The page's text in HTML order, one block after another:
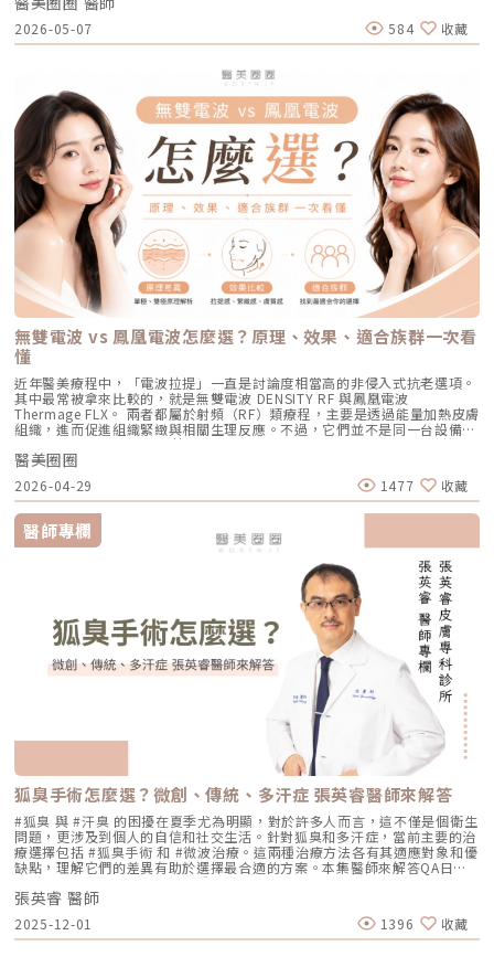
在發炎，但其他區域的皮脂腺可能也處於過度活躍的狀態。全臉均勻施打可
以達到整體控油、預防其他部位未來爆發的效果。當然，醫師在施打時，會
針對正在發炎的嚴重區域特別加強能量。Q4：三次療程結束後，一輩子都
幅萎縮皮脂腺，把出油量降到極低，讓長痘痘的機率降到最低。但人體是有
自我修復機制的，經過數年後，部分皮脂腺可能會慢慢恢復部分功能。此
外，極端的壓力、嚴重的賀爾蒙失調依然可能引發零星的痘痘。但整體來
說，膚況絕對會比治療前穩定非常多。許多人會選擇在 1 到 2 年後，將
AviClear 作為年度的「控油進廠保養」來施打一次。Q5：打完 AviClear 後
有修復期嗎？該怎麼保養？A：由於屬於「非侵入性」的安全療程，術後皮
膚最多只會有輕微的泛紅，通常在幾個小時到一天內就會自然消退，完全不
影響日常上班上課。術後的保養也非常簡單：只要做好「基礎保濕」與「確
實防曬」，並在術後一週內暫停使用美白、酸類或去角質等刺激性產品即
可。對於忙碌的現代人來說，是非常友善的午休醫美選擇。拿回肌膚的主導
權，抗痘不再是一場苦戰青春痘從來就不只是一個表面的皮膚問題，它更深
刻地牽動著個人的自信心與社交生活。過去，嚴重痘痘肌患者往往陷入兩
難：任憑痘痘反覆肆虐，或是無奈忍受口服藥物的強烈副作用。隨著 2026
年新一代抗痘武器AviClear 戰痘雷射（1726nm）問世，無疑為醫學美容界
與深受痘痘困擾的患者，提供了一個全新、安全且具備極長效性的無藥物解
答。它成功將抗痘戰場，從伴隨負擔的全身性藥物代謝，精準轉移至局部的
皮脂腺控制，從源頭阻斷致痘環境。如果你也厭倦了反覆擦藥、吃藥的無盡
輪迴，渴望重新擁有一張清爽、穩定、不易泛油光的健康臉龐，建議尋求專
業醫師進行完整的膚況評估。透過精準的雷射療程規劃，為自己預約一個遠
離痘疤與油光的全新未來！
硬化的纖維化疤痕組織，進行深層的肌膚重建。適合誰：嚴重的冰鑿型痘
疤、嚴重凹洞型毛孔粗大。效果與特色：效果非常強大且顯著，但相對的
「破壞力」也強。術後會有明顯的點狀結痂、流組織液，恢復期較長（約需
波 Exion、無限電波 Potenza）原理：結合了「微針」與「電波（RF）」
雙重優勢。透過極細的微針穿透表皮，在到達真皮層特定深度時瞬間釋放電
波熱能。這不僅能刺激膠原蛋白與彈力蛋白重組（改善老化型毛孔），微針
的物理性破壞與電波熱能，還能破壞過度活躍的皮脂腺（改善出油型毛
孔）。適合誰：混合型毛孔（又油又鬆弛）、肝斑體質不適合打高能量雷射
者、想全面提升膚質緊緻度的人。效果與特色：因為熱能在皮膚深層釋放，
表皮的熱傷害極小，退紅快（通常隔天即可上妝）。對於膚質的「整體優
化」有非常亮眼的表現。5. 物理性微創重建：得美微針筆（Dermapen）原
理：透過儀器上極細微的針頭，在肌膚表層每秒創造出1,920的微小穿刺通
道。這種「微破壞」能直接啟動肌膚天然的傷口癒合機制，刺激膠原蛋白與
彈力蛋白增生。更棒的是，這些微通道能像海綿一樣，大幅提升後續保養精
華（如生長因子、高濃度玻尿酸）的吸收率，達到加乘的養膚效果。適合族
群：老化型毛孔、淺層凹洞型毛孔、膚質粗糙者，以及對部分能量型療程較
為敏感、希望降低反黑風險的族群（實際仍需由醫師評估）。效果與特色：
因為沒有雷射或電波的「熱傷害」，所以術後照顧相對簡單，反黑機率極
低。做完後通常會有 1~3 天的微泛紅，能溫和改善膚質與毛孔細緻度的新
興療程。醫美療程怎麼選？重點大評比為了讓你更清楚怎麼挑選，我們整理
了五大主力療程的比較表：療程後的關鍵：醫美術後保養黃金法則許多人投
入療程本身，卻忽略術後照護的重要性，可能影響修復效果，甚至增加色素
沉澱風險。掌握以下三大原則，有助於穩定膚況並延續療程效果：1. 加強保
濕修護雷射或電波療程後，肌膚屏障暫時較為脆弱，容易出現乾燥與水分流
失。建議選擇成分單純、無香精與酒精的保濕與修護產品（如玻尿酸、神經
醯胺），協助維持肌膚修復所需的穩定環境。2. 落實防曬措施術後肌膚對紫
外線較為敏感，建議使用足夠防曬係數（如 SPF30–50 以上），並搭配帽
子、陽傘等物理性防曬，以降低色素沉澱的風險。3. 避免刺激性保養於恢復
期間內，應暫停使用酸類（如果酸、水楊酸）、A醇、去角質及高刺激性美
白產品。實際恢復時間會依療程種類與個人膚況不同，建議依照醫師指示逐
步恢復日常保養。毛孔粗大常見問題Q&A Q1：做完醫美，毛孔就可以「完
全消失」嗎？ 這是不切實際的期望喔！毛孔是皮膚正常的生理結構，不可
能完全消失不見。醫美療程的目標是讓變大、變形毛孔「縮小、變淺」，讓
肌膚在視覺上達到平滑、細緻的效果，也就是俗稱的「水煮蛋肌」狀態。
Q2：打雷射縮毛孔，皮膚會不會越打越薄？ 正確的雷射治療不但不會讓皮
膚變薄，反而會因為刺激真皮層膠原蛋白新生，讓肌膚變得更厚實、更有彈
性！但前提是「間隔時間要充足」且「能量掌控得當」，過度頻繁的施打才
有可能破壞皮膚屏障。Q3：改善毛孔粗大，通常需要打幾次才有效？ 醫美
不是變魔術，通常需要一個「療程」的規劃。以皮秒雷射或微針電波為例，
通常會建議進行 3~5 次（每次間隔約 4~6 週）為一個完整療程。不過，多
數人在第 2 次治療後，就會感覺到上妝變得服貼、出油量減少的明顯變化
了。Q4：我是容易泛紅的敏感肌或酒糟肌，也能做醫美縮毛孔嗎？需經醫
師審慎評估。敏感肌或酒糟肌因皮膚屏障較脆弱，若在發炎尚未穩定的情況
下進行高能量雷射，可能增加泛紅加劇或刺激反應的風險。因此治療重點通
常會先放在「穩定膚況與降低發炎反應」，並依個別狀況調整可能的誘發因
素。待肌膚穩定後，再由醫師評估選擇較溫和的療程，例如微針類療程或能
量可精準控制的微針電波，以循序漸進方式改善毛孔粗大與膚質細緻度。
Q5：我平常有在擦酸類或A醇縮毛孔，做醫美前後需要停用嗎？建議暫停使
用，但實際時間需依療程種類與個人膚況調整。酸類（如果酸、水楊酸）與
A醇會促進角質代謝，可能在療程前後增加肌膚敏感度，使刺激反應（如泛
紅、乾燥）加劇，並提高色素沉澱的風險。一般常見建議為：療程前約3–7
天暫停使用，術後約1–2週再視肌膚修復狀況逐步恢復。但實際仍應依醫師
評估為準。在停用期間，建議以溫和清潔、加強保濕與修護（如玻尿酸、神
經醯胺等），並落實防曬措施，協助肌膚穩定修復。擺脫毛孔焦慮，找回平
滑自信肌對抗毛孔粗大是一場長期抗戰，它需要你改變不良的生活習慣、建
立正確的居家保養觀念，並適時借助醫美科技的強大力量來突破瓶頸。現在
的醫美技術已經能為各種膚況提供客製化的解決方案，如果不確定自己到底
是屬於哪一種毛孔類型，或者不知道該從哪一個療程下手，建議直接安排時
間到專業的醫美診所進行諮詢。透過醫師的專業評估，甚至搭配高階的肌膚
檢測儀器，才能為你規劃出最精準、最不走冤枉路的縮毛孔計畫！★溫馨提
熱破壞，因此對周邊組織更溫和。簡單來說，它讓除斑從過去較不穩定的模
式，提升為更可控、恢復期更短的療程設計。Reepot 三大核心技術：讓除
斑更精準、安全、穩定在眾多除斑雷射中，Reepot 之所以被視為新一代的
術，不只是把能量打在斑點上，而是以更科學、更安全的方式處理色素問
題。AutoDerm 智慧影像分析系統在正式治療前，系統會先掃描肌膚，辨識
每一處斑點的分布、深度與範圍。這讓醫師不再只依賴肉眼判斷，而是能透
過影像資訊調整能量，讓治療更客製化、也更一致。對於斑點多、深淺不一
或分布不規則的人來說，這項技術能有效提升治療的精準度。CPTL 超冷卻
保護除斑過程中最令人擔心的副作用之一，就是因熱能過高造成紅腫、脫
皮，甚至反黑。CPTL 的作用是在雷射擊發的同時迅速降溫，使肌膚保持在
低溫狀態，避免熱能向周圍擴散。皮膚被冷保護包覆後，不僅治療時更舒
適，也能減少後續的發炎反應，讓整體修復期縮短許多。VSLS色素冷剝離
技術在 532 奈米波長下，Reepot 的能量並非以高熱燒灼黑色素，而是以機
械式的震動作用使色素顆粒鬆動、分離，再交由身體自然代謝。這項機制能
同時保護真皮層的血管結構，減少對健康組織的影響，讓整個治療更溫和，
也降低出現過度刺激或色素反應的可能性。透過這三項核心技術的搭配，
Reepot 不只是單純「把斑點打掉」，而是以更安全、更穩定的方式改善色
素問題，也更符合現代人對於恢復期短、風險低的期待。Reepot 為何能將
斑點一撕即除？人工皮代謝讓改善更有感為什麼 Reepot 能做到治療後「撕
除人工皮時同步帶走斑點」？這與它的能量作用與術後設計密切相關。
Reepot 透過 532 nm 能量搭配冷剝離技術，使表層黑色素逐漸被帶向角質
層；治療後覆蓋的人工皮則提供穩定、封閉式的修復環境，讓色素在代謝期
間被更完整地固定在表皮。當人工皮在回診時由專業人員取下，老化角質連
同部分色素會一併脫落，因此能呈現出「一撕即除」的改善效果。以冷卻保
護與機械式震動相結合的方式，讓斑點代謝更有感，也讓治療成果更直觀。
誰適合做 Reepot？讓你一眼就能找到自己的定位Reepot 特別適合以下肌
膚需求： 曬斑、雀斑、老人斑、顴骨母斑 膚色暗沉不均，看起來不夠乾淨
或偏敏感，不敢嘗試侵略性太高的治療Reepot AI時光雷射的效果：一次能
改善什麼？以下為臨床上常見改善情況（效果因個人皮膚而異）： 斑點淡
化明顯 膚色提亮、均勻度提升 老人斑變淡、邊界變柔和 妝感變乾淨，妝更
貼更亮 肌膚質地有細緻感Reepot 術後恢復期與照護指南Reepot 最大優勢
之一就是修復期短。常見反應淡淡泛紅：1–3 天斑點結痂／色素加深：3–7
天代謝期：1–2 週術前事項1. 治療部位若有傷口、感染或過敏發炎需等肌膚
恢復後再施作。2. 有心律調節器、光敏感或慢性疾病者需由醫師評估安全
性。3. 孕婦、哺乳者與近期使用光敏藥物者不建議進行光電療程。4. 三個
月內做過深層換膚或磨皮者需與醫師確認治療時機。5. 術前請避免日曬並停
止酸類、去角質與刺激性保養品。這些都有助於減少反黑。術後照護1. 人工
皮需連續貼著約 14 天且不可自行撕除。2. 若人工皮翹起或濕潤可加貼更大
片人工皮加強固定。3. 術後兩週內避免三溫暖、蒸氣、劇烈流汗與飲酒。4.
請按時回診由專業人員移除人工皮並檢查膚況。5. 如出現紅腫、刺癢或滲出
應立即聯絡診所處理。6. 色素代謝期間避免使用磨砂、卸妝棉與去角質產
品。7. 修復期需加強保濕並確實做好防曬。Reepot 的優勢到底在哪？與傳
準 舒適度 熱感明顯，需敷麻 即時冷卻系統，可不需敷麻 反黑風險 較高 較
理多種斑點 療程次數 修復期 可能需多次，修復期較長 單次有感改善、修復
期更短 適合性 適合多數色斑但風險略高 適合希望快速、低風險改善的族群
Reepot AI時光雷射禁忌症以下情況在接受 Reepot 治療時需特別注意，需
由醫療人員審慎評估：1. 具有光敏感體質或正在使用感光藥物者若皮膚對光
線反應特別強烈，或正在使用會增加光敏性的藥物，治療後發生刺激或色素
反應的風險較高。2. 三個月內曾使用口服 A 酸A 酸會影響皮膚角質更新與
修復速度，使治療後的反應加劇，因此仿單建議需完全停藥至少三個月。3.
最近三到六個月內接受過填補注射包括玻尿酸、洢蓮絲、舒顏萃等填充劑，
為避免能量影響填充物穩定性，需由醫療人員評估治療時機。4. 三個月內接
受過磨皮或其他侵入性治療若表皮尚未完全恢復，過早進行雷射可能造成過
度刺激或延長恢復期。5. 懷孕與哺乳期間仿單中明確列為需避免的狀況，主
要基於安全性與荷爾蒙變動的不確定性雖然非侵入性，但仍建議暫緩治療。
改善皮膚的鬆、細紋、膚質與緊緻度。 音波偏向改善輪廓的垂、嘴邊肉、
下顎線與深層支撐。 例如：如果把臉比喻成一棟房子，電波比較像是在整
理牆面，讓表面變得更平整、更緊；音波則比較像是在加強地基與支撐結
拉提使用的是 RF 射頻能量。RF 是 Radiofrequency 的縮寫。原理是透過
射頻能量在皮膚組織中產生熱能，讓膠原蛋白受熱收縮，並啟動後續的膠原
蛋白新生與重組。很多人一聽到「加熱」會覺得很抽象，電波不是只打一個
點，而是讓一段皮膚組織被均勻加熱。當皮膚裡的膠原纖維遇到適當熱能，
就像鬆掉的彈力網被重新收緊，視覺上會有比較緊、平整的感覺。所以電波
常見的效果感受包括：皮膚變緊、細紋變淡、毛孔視覺變細緻、臉部鬆弛感
改善、膚質變得比較平滑。也因為電波比較強調「皮膚緊緻」和「膚質改
善」，所以如果困擾的是臉看起來鬆鬆的、眼周或嘴邊有細紋、臉頰摸起來
不夠緊實，電波通常會是可以評估的方向。但要注意，電波不是做完就立刻
變成另一張臉。效果通常會分成兩個階段：一部分人會先感覺皮膚有收緊
感，後續則會隨著膠原蛋白慢慢新生，讓緊緻度逐漸出現。音波是什麼？重
點在聚焦超音波與深層拉提音波拉提使用的是 聚焦式超音波能量，常見名
稱包含 HIFU、MFU 或 MFU-V。它的特色是可以把能量聚焦到皮膚深層，形
成一個個熱凝結點，刺激組織收縮與膠原蛋白新生。部分音波療程可透過不
同深度探頭，將能量作用到接近深層支撐結構的位置，例如常被討論的
SMAS 筋膜層。SMAS 是臉部支撐結構的一部分，傳統拉皮手術也會處理這
個層次。音波的概念，就是透過非侵入式方式，把能量送到較深層的支撐結
構，幫助輪廓往上拉。所以音波常見的效果感受包括：下顎線變清楚、嘴邊
肉改善、臉部線條變順、雙下巴或下半臉鬆垂感變少。如果你的困擾不是細
紋，而是「臉往下掉」、「輪廓線越來越模糊」、「拍照時下半臉變重」，
音波通常會比電波更貼近你的需求。不過音波也不是越深越好、越痛越有
效。不同部位需要不同探頭、不同深度與不同發數，醫師必須依照臉型、脂
肪厚度、骨架與皮膚狀況去規劃。打錯層次、能量過高或發數不合適，都可
能影響效果與安全性。電波、音波、傳統拉皮手術差異表 項目 電波拉提 音
波拉提 傳統拉皮手術 療程原理 使用RF射頻能量，透過熱能刺激膠原蛋白收
縮與新生 使用聚焦式超音波能量，將熱能聚焦到特定深度，刺激組織收縮
與膠原蛋白新生 透過外科手術方式，移除多餘皮膚，並重新拉提、固定鬆
弛組織 作用方向 偏向皮膚緊緻、細紋、膚質與鬆弛感改善 偏向深層支撐、
輪廓拉提、下顎線與嘴邊肉改善 偏向明顯鬆弛、下垂組織與多餘皮膚的結
構性改善 常見作用層次 真皮層、皮下組織，依儀器與能量設定不同 真皮
層、皮下組織、筋膜層等不同深度，依探頭與機型不同 皮膚、皮下組織、
肉、下顎線模糊、臉部下垂感 改善明顯鬆弛、下垂與多餘皮膚，拉提幅度
通常較明顯 適合對象 皮膚開始鬆、細紋變多、毛孔或膚質變粗、想讓臉看
起來更緊緻的人 輪廓開始下垂、嘴邊肉明顯、下顎線不清楚、下半臉變重
型、能量與個人耐受度，可能不需麻醉或搭配舒緩方式 通常需要局部麻
上，依手術範圍與複雜度不同 修復期 多數人修復期短，可能有暫時泛紅、
長，可能有腫脹、瘀青、傷口照護與拆線需求 效果出現時間 部分人術後先
有緊實感，完整效果通常隨膠原蛋白新生逐漸出現 部分人術後有緊繃感，
拉提效果通常會在數週至數月逐漸明顯 術後消腫後逐漸看出效果，完整自
然度需等待恢復期 維持時間 約1年至1年半以上，依個人體質、老化速度與
保養而定 約1年至1年半以上，依個人體質、發數、能量與保養而定 通常可
維持數年，但仍會隨年齡與老化速度改變 優點 非侵入式、修復期短、膚質
與緊緻感改善自然 非侵入式、修復期短、對輪廓線與深層支撐較有針對性
拉提幅度通常較明顯，適合較嚴重鬆弛者 限制 對非常明顯的下垂或多餘皮
膚，改善幅度有限 對膚質、毛孔、細紋的改善不一定比電波明顯 需開刀、
強，要問哪個適合你很多人會問：「電波跟音波哪個效果比較好？」但這個
問題其實很容易問錯方向。因為電波和音波不是同一種東西，它們就像健身
2026-05-07 584 收藏
無雙電波 vs 鳳凰電波怎麼選？原理、效果、適合族群一次看
懂
近年醫美療程中，「電波拉提」一直是討論度相當高的非侵入式抗老選項。
其中最常被拿來比較的，就是無雙電波 DENSITY RF 與鳳凰電波
Thermage FLX。 兩者都屬於射頻（RF）類療程，主要是透過能量加熱皮膚
組織，進而促進組織緊緻與相關生理反應。不過，它們並不是同一台設備，
也不只是名稱不同而已。 簡單來說： 鳳凰電波較常被用於輪廓緊緻與拉提
需求，屬於單極射頻應用的代表療程； 無雙電波則為結合單極與雙極射頻
的複合式電波療程，常被用於同時兼顧緊緻與膚質改善。 根據原廠資料，
Thermage 為非侵入式射頻療程，可應用於肌膚緊緻與平滑需求；而
DENSITY 則採用單極與雙極射頻能量，可作用於不同皮膚層次。 這也是為
什麼許多人在選擇療程時會產生疑問： 我需要的是「輪廓拉提」，還是
「膚質細緻」？ 我適合鳳凰電波，還是無雙電波？ 兩者是否可以搭配施
作？ 以下將用較好理解的方式，帶你一次釐清兩者差異。什麼是鳳凰電波
Thermage FLX？鳳凰電波的正式名稱是 Thermage FLX，為台灣索塔
SoltaTaiwan Limited旗下的射頻設備。根據台灣原廠資料，Thermage
FLX 採用單極電容耦合射頻技術。所謂「電容耦合」，簡單來說就是能量透
過皮膚表面傳導進入皮膚內部，無需破壞皮膚結構。它的特色是「單極電
波」。是能將熱能傳遞到較深層的皮膚組織，形成較廣泛的容積式加熱。一
般民眾常聽到的「電波拉提」、「緊緻輪廓」、「改善鬆弛」，多半就是從
這類療程概念延伸而來。由於屬於非侵入式，不需要手術或注射，且通常恢
復期較短；效果可能在療程後逐漸顯現，並隨著時間持續變化。鳳凰電波適
合施打族群鳳凰電波比較常被期待用在以下需求： 臉部鬆弛感 下顎線不清
楚 嘴邊肉或輪廓線變模糊 眼周細紋與鬆弛 身體局部肌膚鬆弛 常被作為年度
型保養選項之一不過要特別注意，任何非侵入式儀器療程都不是拉皮手術，
也不是填充療程。它比較適合用來改善輕度到中度鬆弛，若已經有明顯皮膚
下垂、脂肪位移或組織支撐不足，仍需要由專業醫師評估是否需搭配其他療
程。什麼是DENSITY RF無雙電波 ？無雙電波的英文名稱為 DENSITY，由
Jeisys Medical 推出。根據 DENSITY 官方資料，這套系統使用單極與雙極
高頻能量，可將能量傳遞到淺層與深層皮膚組織。它和傳統單一電波不同的
地方，在於它主打「單極 + 雙極」的複合式能量設計。單極偏向較深層作
用，雙極則偏向較表層、較集中，因此在療程定位上，無雙電波常被形容為
兼顧： 深層緊緻 淺層膚質 細紋改善 毛孔與光澤感 整體肌膚精緻度
DENSITY 採用 sequential monopolar + bipolar RF，也就是序列式單極
與雙極射頻能量，並搭配冷卻與即時阻抗校準等設計。無雙電波適合施打族
群無雙電波常被期待用在以下族群： 臉沒有嚴重鬆弛，但開始覺得輪廓不
夠緊 膚質變粗、毛孔變明顯 乾燥細紋、光澤感下降 想做電波，但怕疼痛感
太強 想要自然型、精緻型保養 希望同時處理緊緻與膚質所以如果說鳳凰電
波比較偏「輪廓拉提主力」，無雙電波就比較像「緊緻 + 膚質管理」的複合
醫美圈圈
2026-04-29 1477 收藏
醫師專欄
狐臭手術怎麼選？微創、傳統、多汗症 張英睿醫師來解答
#狐臭 與 #汗臭 的困擾在夏季尤為明顯，對於許多人而言，這不僅是個衛生
問題，更涉及到個人的自信和社交生活。針對狐臭和多汗症，當前主要的治
療選擇包括 #狐臭手術 和 #微波治療。這兩種治療方法各有其適應對象和優
缺點，理解它們的差異有助於選擇最合適的方案。本集醫師來解答QA日常
生活中該如何減少體味產生？重點摘要：00:00 開場00:05 微創旋轉刮刀狐
臭手術與傳統狐臭手術法之比較00:40 狐臭手術治療效果如何？01:55 狐臭
和多汗我都有，但我能使用狐臭手術嗎？02:33 狐臭治療建議幾歲開始做？
03:08 微波治療後汗水會跑到其他部位嗎？04:21 日常生活中該如何減少體
味產生？張英睿皮膚專科診所官網 : http://www.skinbook.com.tw/張英
張英睿 醫師
2025-12-01 1396 收藏